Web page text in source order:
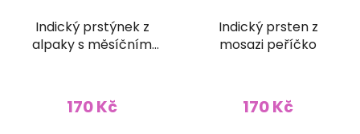
Indický prstýnek z
alpaky s měsíčním
170 Kč
Indický prsten z
mosazi peříčko
170 Kč